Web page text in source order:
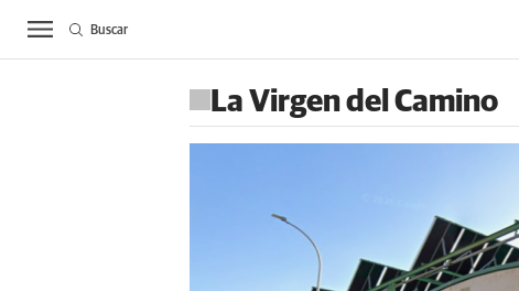
ACTUALIDAD BIERZO
Buscar
La Virgen del Camino